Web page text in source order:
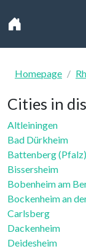
Homepage
Cities in
Altleiningen
Bad Dürkheim
Battenberg (Pfalz)
Bissersheim
Bobenheim am
Bockenheim an
Carlsberg
Dackenheim
Deidesheim